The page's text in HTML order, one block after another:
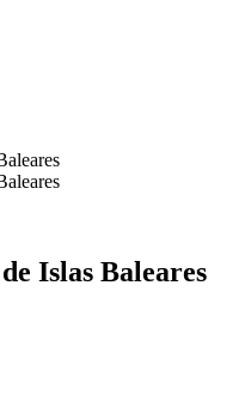
Islas Baleares